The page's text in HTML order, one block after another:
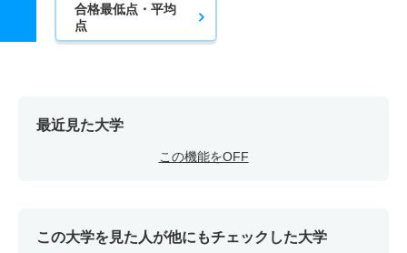
合格最低点・平均
点
最近見た大学
この機能をOFF
この大学を見た人が他にもチェックした大学